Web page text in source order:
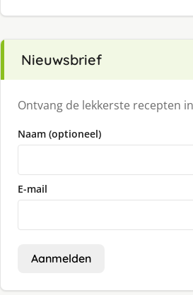
Nieuwsbrief
Ontvang de lekkerste recepten
Naam (optioneel)
E-mail
Aanmelden